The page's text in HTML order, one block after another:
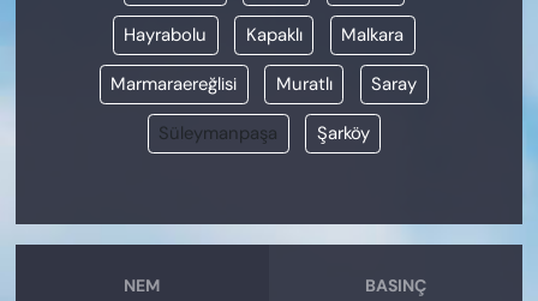
Hayrabolu Kapaklı Malkara
Marmaraereğlisi Muratlı Saray
Süleymanpaşa Şarköy
NEM BASINÇ
VAN VE DİYARBAKIR HABERLERİ